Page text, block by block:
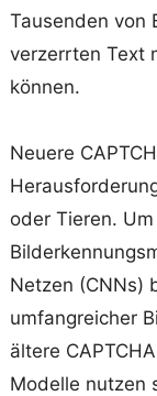
Tausenden von
verzerrten Text
können.
Neuere
oder Tieren.
Netzen (CNNs)
umfangreicher
ältere
Modelle nutzen